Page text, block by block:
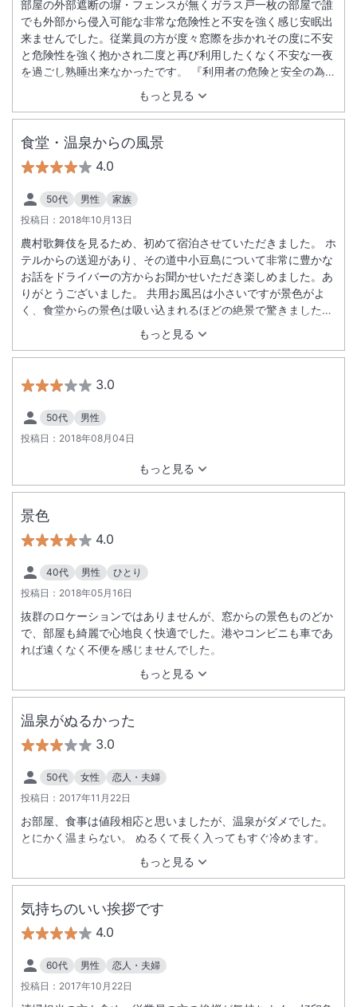
もっと見る
部屋の外部遮断の塀・フェンスが無くガラス戸一枚の部屋で誰
でも外部から侵入可能な非常な危険性と不安を強く感じ安眠出
来ませんでした。従業員の方が度々窓際を歩かれその度に不安
と危険性を強く抱かされ二度と再び利用したくなく不安な一夜
を過ごし熟睡出来なかったです。 『利用者の危険と安全の為に
絶対に塀・フェンス』をすべきです。 生まれて初めて国民宿舎
を利用し全国全ての国民宿舎が同様なのかと最悪の印象を感じ
改められない限り今後全国全ての国民宿舎は利用致しません。
食堂・温泉からの風景
4.0
50代 男性
家族
投稿日： 2018年10月13日
もっと見る
農村歌舞伎を見るため、初めて宿泊させていただきました。 ホ
テルからの送迎があり、その道中小豆島について非常に豊かな
お話をドライバーの方からお聞かせいただき楽しめました。あ
りがとうございました。 共用お風呂は小さいですが景色がよ
く、食堂からの景色は吸い込まれるほどの絶景で驚きました。
価格は安く、立地が最高でしたので、また訪れさせていただき
3.0
50代
男性
投稿日： 2018年08月04日
もっと見る
景色
4.0
40代 男性
ひとり
投稿日： 2018年05月16日
もっと見る
抜群のロケーションではありませんが、窓からの景色ものどか
で、部屋も綺麗で心地良く快適でした。港やコンビニも車であ
れば遠くなく不便を感じませんでした。
温泉がぬるかった
3.0
50代 女性
恋人・夫婦
投稿日： 2017年11月22日
もっと見る
お部屋、食事は値段相応と思いましたが、温泉がダメでした。
とにかく温まらない。 ぬるくて長く入ってもすぐ冷めます。
気持ちのいい挨拶です
4.0
60代 男性
恋人・夫婦
投稿日： 2017年10月22日